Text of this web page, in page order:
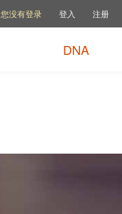
您没有登录 登入 注册
DNA